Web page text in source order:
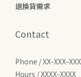
退換貨需求
Contact
Phone / XX-XXX-
Hours / XXXX-XXXX